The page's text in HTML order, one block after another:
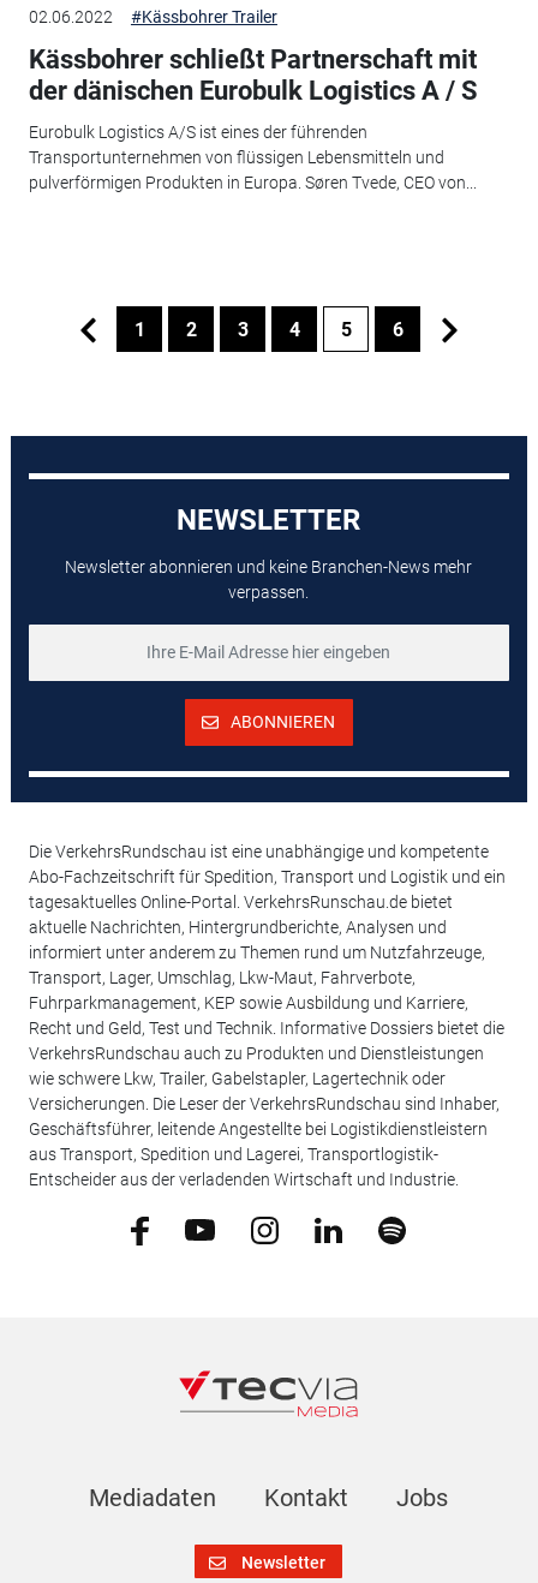
02.06.2022 #Kässbohrer Trailer
Kässbohrer schließt Partnerschaft mit
der dänischen Eurobulk Logistics A / S
Eurobulk Logistics A/S ist eines der führenden
Transportunternehmen von flüssigen Lebensmitteln und
pulverförmigen Produkten in Europa. Søren Tvede, CEO von...
1 2 3 4 5 6
NEWSLETTER
Newsletter abonnieren und keine Branchen-News mehr
verpassen.
ABONNIEREN
Die VerkehrsRundschau ist eine unabhängige und kompetente
Abo-Fachzeitschrift für Spedition, Transport und Logistik und ein
tagesaktuelles Online-Portal. VerkehrsRunschau.de bietet
aktuelle Nachrichten, Hintergrundberichte, Analysen und
informiert unter anderem zu Themen rund um Nutzfahrzeuge,
Transport, Lager, Umschlag, Lkw-Maut, Fahrverbote,
Fuhrparkmanagement, KEP sowie Ausbildung und Karriere,
Recht und Geld, Test und Technik. Informative Dossiers bietet die
VerkehrsRundschau auch zu Produkten und Dienstleistungen
wie schwere Lkw, Trailer, Gabelstapler, Lagertechnik oder
Versicherungen. Die Leser der VerkehrsRundschau sind Inhaber,
Geschäftsführer, leitende Angestellte bei Logistikdienstleistern
aus Transport, Spedition und Lagerei, Transportlogistik-
Entscheider aus der verladenden Wirtschaft und Industrie.
Mediadaten Kontakt Jobs
Newsletter